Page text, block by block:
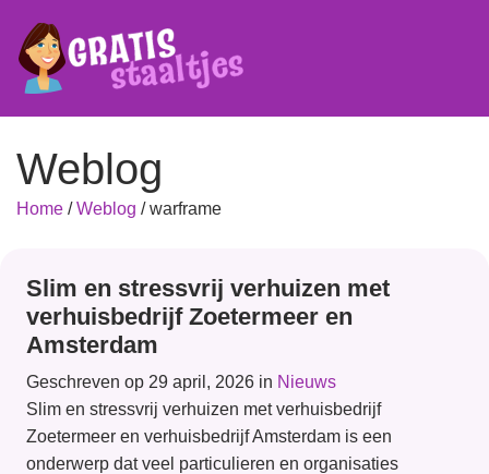
Weblog
Home /Weblog /warframe
Slim en stressvrij verhuizen met
verhuisbedrijf Zoetermeer en
Amsterdam
Geschreven op 29 april, 2026 in Nieuws
Slim en stressvrij verhuizen met verhuisbedrijf
Zoetermeer en verhuisbedrijf Amsterdam is een
onderwerp dat veel particulieren en organisaties